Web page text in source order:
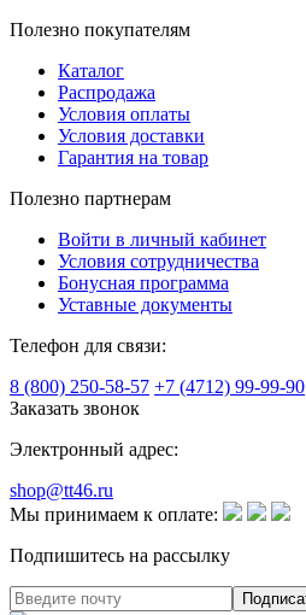
Полезно покупателям
Каталог
Распродажа
Условия оплаты
Условия доставки
Гарантия на товар
Полезно партнерам
Войти в личный кабинет
Условия сотрудничества
Бонусная программа
Уставные документы
Телефон для связи:
8 (800) 250-58-57 +7 (4712) 99-99-90
Заказать звонок
Электронный адрес:
shop@tt46.ru
Мы принимаем к оплате:
Подпишитесь на рассылку